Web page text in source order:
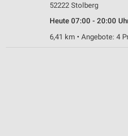
52222 Stolberg
Heute 07:00 - 20:00
6,41 km • Angebote: 4